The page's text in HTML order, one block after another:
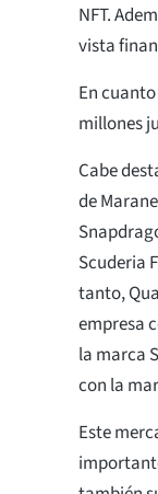
NFT.
vista
En
millones
Cabe
de
Scuderia
tanto,
empresa
la marca
con la
Este